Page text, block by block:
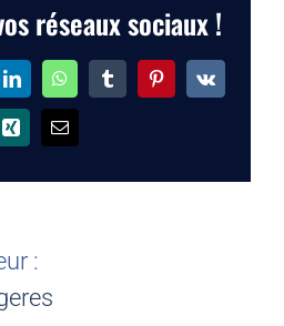
réseaux sociaux !
LinkedInWhatsAppTumblrPinterest
Vk
Xing Email
: